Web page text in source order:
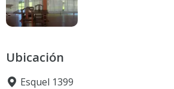
Ubicación
Esquel 1399